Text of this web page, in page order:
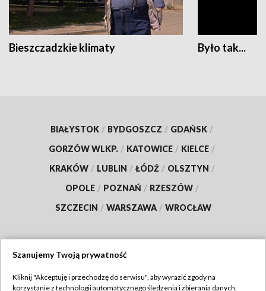
Bieszczadzkie klimaty Było tak...
BIAŁYSTOK / BYDGOSZCZ / GDAŃSK /
GORZÓW WLKP. / KATOWICE / KIELCE /
KRAKÓW / LUBLIN / ŁÓDŹ / OLSZTYN /
OPOLE / POZNAŃ / RZESZÓW /
SZCZECIN / WARSZAWA / WROCŁAW
Szanujemy Twoją prywatność
Kliknij "Akceptuję i przechodzę do serwisu", aby wyrazić zgody na
korzystanie z technologii automatycznego śledzenia i zbierania danych,